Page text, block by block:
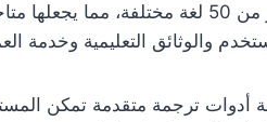
تدعم المنصة أكثر من 50 لغة
والوثائق التعليمية وخدمة
أدوات ترجمة متقدمة تمكن